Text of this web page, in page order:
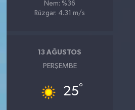
Nem: %36
Rüzgar: 4.31 m/s
13 AĞUSTOS
PERŞEMBE
25°